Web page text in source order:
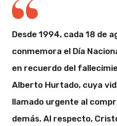
Desde 1994, cada 18 de
conmemora el Día
en recuerdo del
Alberto Hurtado, cuya
llamado urgente al
demás. Al respecto,